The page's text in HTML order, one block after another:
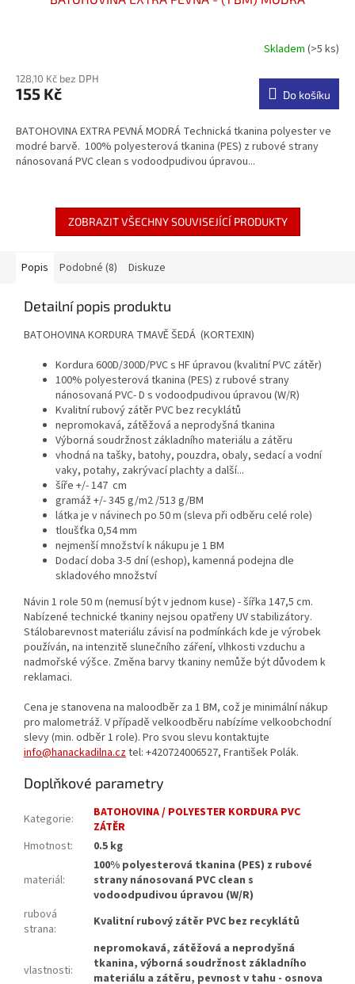
produktu
je
z
5
hvězdiček.
Skladem(>5 ks)
128,10 Kč bez DPH
155 Kč Do košíku
BATOHOVINA EXTRA PEVNÁ MODRÁ Technická tkanina polyester ve
modré barvě. 100% polyesterová tkanina (PES) z rubové strany
nánosovaná PVC clean s vodoodpudivou úpravou...
ZOBRAZIT VŠECHNY SOUVISEJÍCÍ PRODUKTY
Popis Podobné (8) Diskuze
Detailní popis produktu
BATOHOVINA KORDURA TMAVĚ ŠEDÁ (KORTEXIN)
Kordura 600D/300D/PVC s HF úpravou (kvalitní PVC zátěr)
100% polyesterová tkanina (PES) z rubové strany
nánosovaná PVC- D s vodoodpudivou úpravou (W/R)
Kvalitní rubový zátěr PVC bez recyklátů
nepromokavá, zátěžová a neprodyšná tkanina
Výborná soudržnost základního materiálu a zátěru
vhodná na tašky, batohy, pouzdra, obaly, sedací a vodní
vaky, potahy, zakrývací plachty a další...
šíře +/- 147 cm
gramáž +/- 345 g/m2 /513 g/BM
látka je v návinech po 50 m (sleva při odběru celé role)
tloušťka 0,54 mm
nejmenší množství k nákupu je 1 BM
Dodací doba 3-5 dní (eshop), kamenná podejna dle
skladového množství
Návin 1 role 50 m (nemusí být v jednom kuse) - šířka 147,5 cm.
Nabízené technické tkaniny nejsou opatřeny UV stabilizátory.
Stálobarevnost materiálu závisí na podmínkách kde je výrobek
používán, na intenzitě slunečního záření, vlhkosti vzduchu a
nadmořské výšce. Změna barvy tkaniny nemůže být důvodem k
reklamaci.
Cena je stanovena na maloodběr za 1 BM, což je minimální nákup
pro malometráž. V případě velkoodběru nabízíme velkoobchodní
slevy (min. odběr 1 role). Pro svou slevu kontaktujte
info@hanackadilna.cztel: +420724006527, František Polák.
Doplňkové parametry
Kategorie:
BATOHOVINA / POLYESTER KORDURA PVC
ZÁTĚR
Hmotnost: 0.5 kg
materiál:
100% polyesterová tkanina (PES) z rubové
strany nánosovaná PVC clean s
vodoodpudivou úpravou (W/R)
rubová
strana: Kvalitní rubový zátěr PVC bez recyklátů
vlastnosti:
nepromokavá, zátěžová a neprodyšná
tkanina, výborná soudržnost základního
materiálu a zátěru, pevnost v tahu - osnova